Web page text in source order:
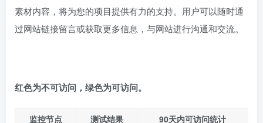
素材内容，将为您的项目提供有力的支持。用户可以随时通
过网站链接留言或获取更多信息，与网站进行沟通和交流。
红色为不可访问，绿色为可访问。
监控节点 测试结果
90天内可访问统计